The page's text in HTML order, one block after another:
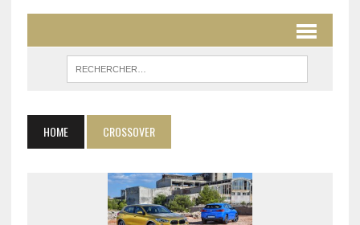
HOME CROSSOVER